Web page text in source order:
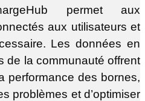
permet aux
aux utilisateurs et
Les données en
de la communauté offrent
performance des bornes,
problèmes et d’optimiser